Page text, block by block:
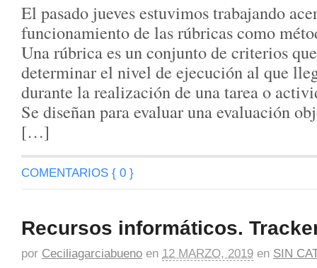
El pasado jueves estuvimos trabajando
funcionamiento de las rúbricas como
Una rúbrica es un conjunto de criterios
determinar el nivel de ejecución al que
durante la realización de una tarea o
Se diseñan para evaluar una evaluación
[…]
COMENTARIOS { 0 }
Recursos informáticos.
por Ceciliagarciabueno en 12 MARZO, 2019 en SIN